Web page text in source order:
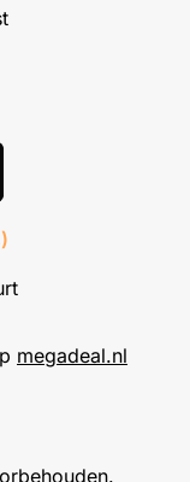
megadeal.nl